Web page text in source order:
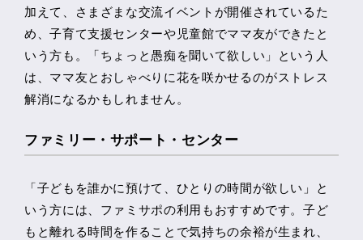
加えて、さまざまな交流イベントが開催されているた
め、子育て支援センターや児童館でママ友ができたと
いう方も。「ちょっと愚痴を聞いて欲しい」という人
は、ママ友とおしゃべりに花を咲かせるのがストレス
解消になるかもしれません。
ファミリー・サポート・センター
「子どもを誰かに預けて、ひとりの時間が欲しい」と
いう方には、ファミサポの利用もおすすめです。子ど
もと離れる時間を作ることで気持ちの余裕が生まれ、